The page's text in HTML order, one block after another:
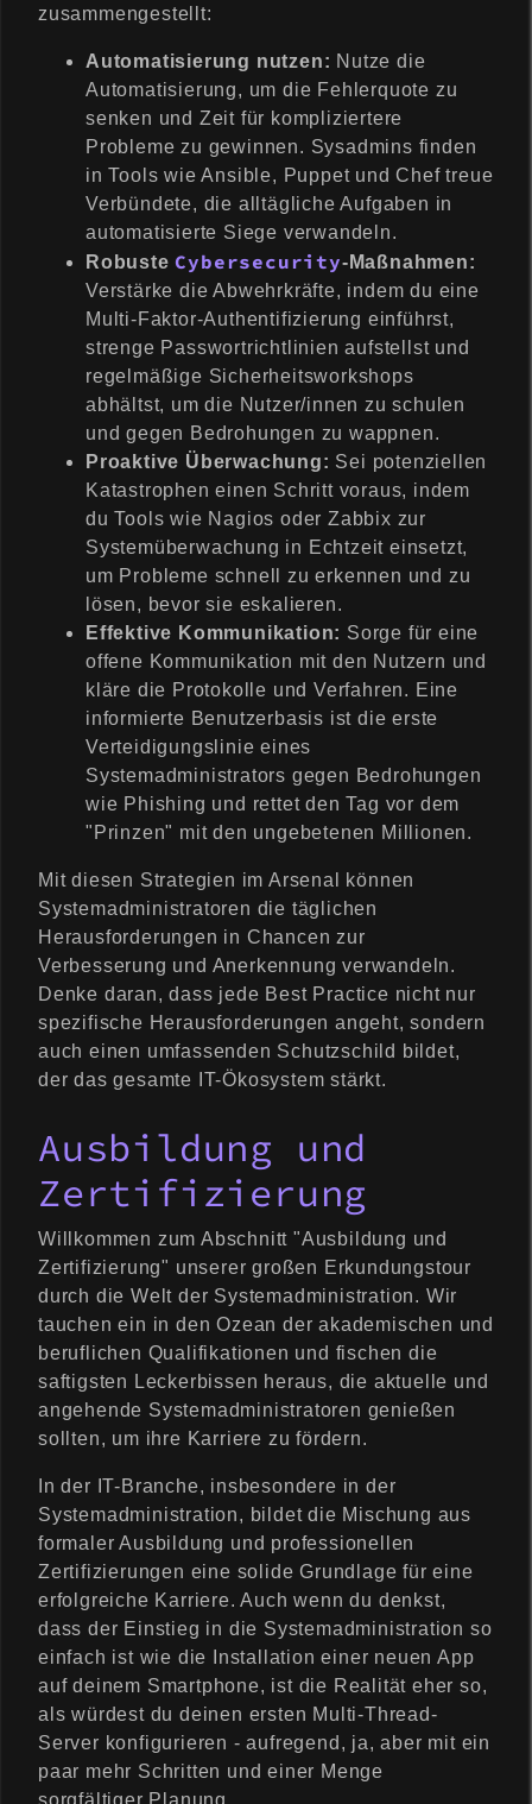
zusammengestellt:
Automatisierung nutzen: Nutze die
Automatisierung, um die Fehlerquote zu
senken und Zeit für kompliziertere
Probleme zu gewinnen. Sysadmins finden
in Tools wie Ansible, Puppet und Chef treue
Verbündete, die alltägliche Aufgaben in
automatisierte Siege verwandeln.
Robuste Cybersecurity-Maßnahmen:
Verstärke die Abwehrkräfte, indem du eine
Multi-Faktor-Authentifizierung einführst,
strenge Passwortrichtlinien aufstellst und
regelmäßige Sicherheitsworkshops
abhältst, um die Nutzer/innen zu schulen
und gegen Bedrohungen zu wappnen.
Proaktive Überwachung: Sei potenziellen
Katastrophen einen Schritt voraus, indem
du Tools wie Nagios oder Zabbix zur
Systemüberwachung in Echtzeit einsetzt,
um Probleme schnell zu erkennen und zu
lösen, bevor sie eskalieren.
Effektive Kommunikation: Sorge für eine
offene Kommunikation mit den Nutzern und
kläre die Protokolle und Verfahren. Eine
informierte Benutzerbasis ist die erste
Verteidigungslinie eines
Systemadministrators gegen Bedrohungen
wie Phishing und rettet den Tag vor dem
"Prinzen" mit den ungebetenen Millionen.
Mit diesen Strategien im Arsenal können
Systemadministratoren die täglichen
Herausforderungen in Chancen zur
Verbesserung und Anerkennung verwandeln.
Denke daran, dass jede Best Practice nicht nur
spezifische Herausforderungen angeht, sondern
auch einen umfassenden Schutzschild bildet,
der das gesamte IT-Ökosystem stärkt.
Ausbildung und
Zertifizierung
Willkommen zum Abschnitt "Ausbildung und
Zertifizierung" unserer großen Erkundungstour
durch die Welt der Systemadministration. Wir
tauchen ein in den Ozean der akademischen und
beruflichen Qualifikationen und fischen die
saftigsten Leckerbissen heraus, die aktuelle und
angehende Systemadministratoren genießen
sollten, um ihre Karriere zu fördern.
In der IT-Branche, insbesondere in der
Systemadministration, bildet die Mischung aus
formaler Ausbildung und professionellen
Zertifizierungen eine solide Grundlage für eine
erfolgreiche Karriere. Auch wenn du denkst,
dass der Einstieg in die Systemadministration so
einfach ist wie die Installation einer neuen App
auf deinem Smartphone, ist die Realität eher so,
als würdest du deinen ersten Multi-Thread-
Server konfigurieren - aufregend, ja, aber mit ein
paar mehr Schritten und einer Menge